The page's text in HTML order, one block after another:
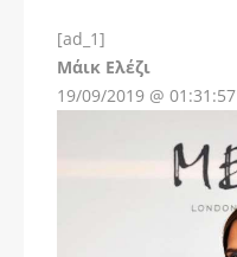
[ad_1]
Μάικ Ελέζι
19/09/2019 @ 01:31:57